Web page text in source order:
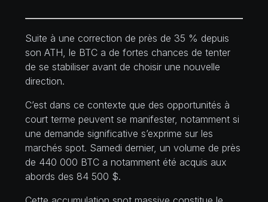
Suite à une correction de près de 35 % depuis
son ATH, le BTC a de fortes chances de tenter
de se stabiliser avant de choisir une nouvelle
direction.
C’est dans ce contexte que des opportunités à
court terme peuvent se manifester, notamment si
une demande significative s’exprime sur les
marchés spot. Samedi dernier, un volume de près
de 440 000 BTC a notamment été acquis aux
abords des 84 500 $.